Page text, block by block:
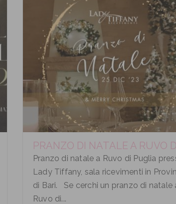
PRANZO DI NATALE A RUVO
Pranzo di natale a Ruvo di Puglia
Lady Tiffany, sala ricevimenti in
di Bari. Se cerchi un pranzo di natale
Ruvo di...